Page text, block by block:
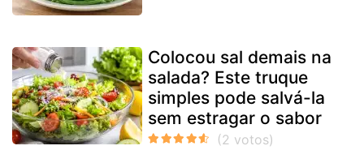
Colocou sal demais na
salada? Este truque
simples pode salvá-la
sem estragar o sabor